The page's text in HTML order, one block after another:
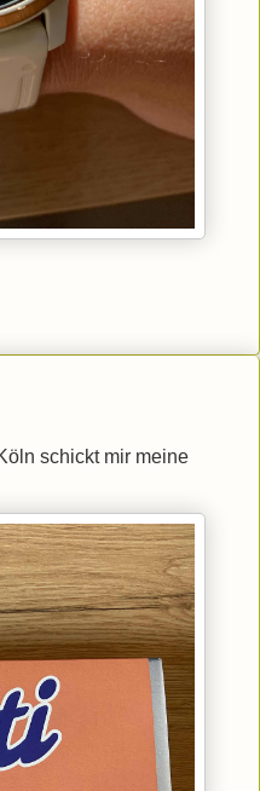
schickt mir meine